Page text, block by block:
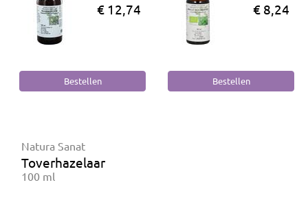
€ 12,74 € 8,24
Natura Sanat
Toverhazelaar
100 ml